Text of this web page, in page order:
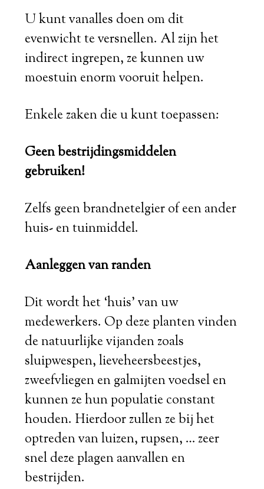
U kunt vanalles doen om dit
evenwicht te versnellen. Al zijn het
indirect ingrepen, ze kunnen uw
moestuin enorm vooruit helpen.
Enkele zaken die u kunt toepassen:
Geen bestrijdingsmiddelen
gebruiken!
Zelfs geen brandnetelgier of een ander
huis- en tuinmiddel.
Aanleggen van randen
Dit wordt het ‘huis’ van uw
medewerkers. Op deze planten vinden
de natuurlijke vijanden zoals
sluipwespen, lieveheersbeestjes,
zweefvliegen en galmijten voedsel en
kunnen ze hun populatie constant
houden. Hierdoor zullen ze bij het
optreden van luizen, rupsen, … zeer
snel deze plagen aanvallen en
bestrijden.